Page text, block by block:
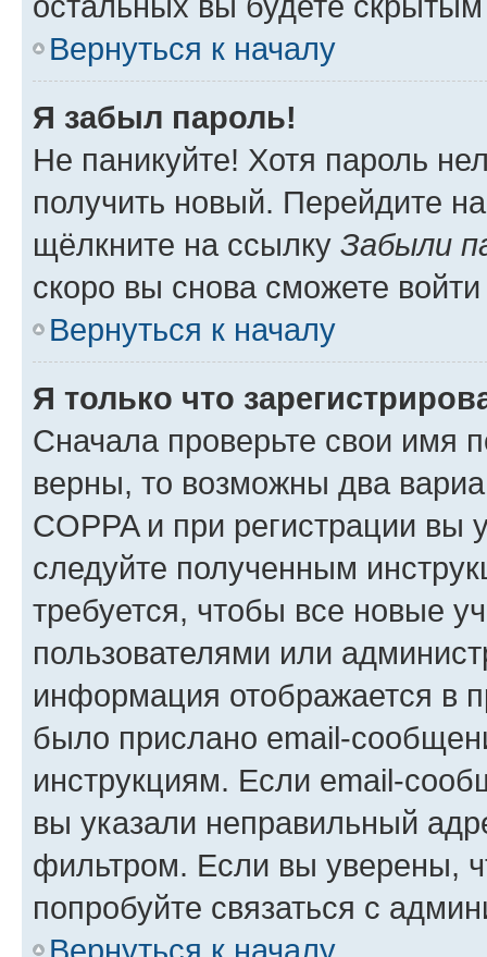
Вернуться к началу
Я забыл пароль!
Не паникуйте! Хотя пароль
получить новый. Перейдите
щёлкните на ссылку Забыли
скоро вы снова сможете
Вернуться к началу
Я только что
Сначала проверьте свои имя
верны, то возможны два
COPPA и при регистрации вы
следуйте полученным
требуется, чтобы все новые
пользователями или
информация отображается в
было прислано email-
инструкциям. Если email-
вы указали неправильный
фильтром. Если вы уверены,
попробуйте связаться с
Вернуться к началу